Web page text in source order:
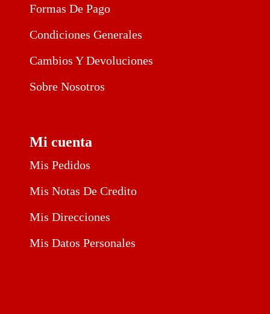
Formas De Pago
Condiciones Generales
Cambios Y Devoluciones
Sobre Nosotros
Mi cuenta
Mis Pedidos
Mis Notas De Credito
Mis Direcciones
Mis Datos Personales